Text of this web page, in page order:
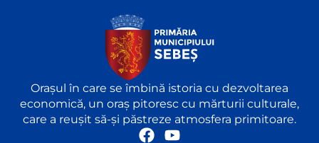
Orașul în care se îmbină istoria cu dezvoltarea
economică, un oraș pitoresc cu mărturii culturale,
care a reușit să-și păstreze atmosfera primitoare.
F
Y